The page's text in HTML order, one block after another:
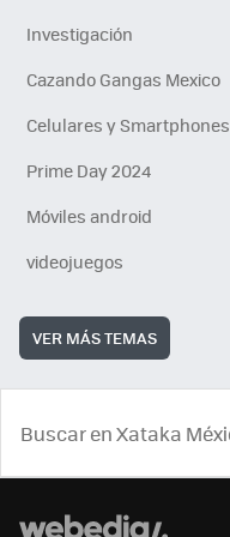
Investigación
Cazando Gangas Mexico
Celulares y Smartphones
Prime Day 2024
Móviles android
videojuegos
VER MÁS TEMAS